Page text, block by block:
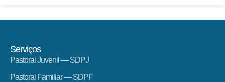
Serviços
Pastoral Juvenil — SDPJ
Pastoral Familiar — SDPF